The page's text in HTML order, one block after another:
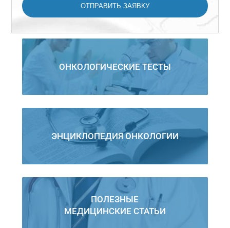
ОНКОЛОГИЧЕСКИЕ ТЕСТЫ
ЭНЦИКЛОПЕДИЯ ОНКОЛОГИИ
ПОЛЕЗНЫЕ
МЕДИЦИНСКИЕ СТАТЬИ